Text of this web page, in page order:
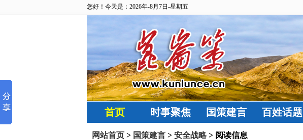
您好！今天是：2026年-8月7日-星期五
首页 时事聚焦 国策建言 百姓话题
网站首页 > 国策建言 > 安全战略> 阅读信息